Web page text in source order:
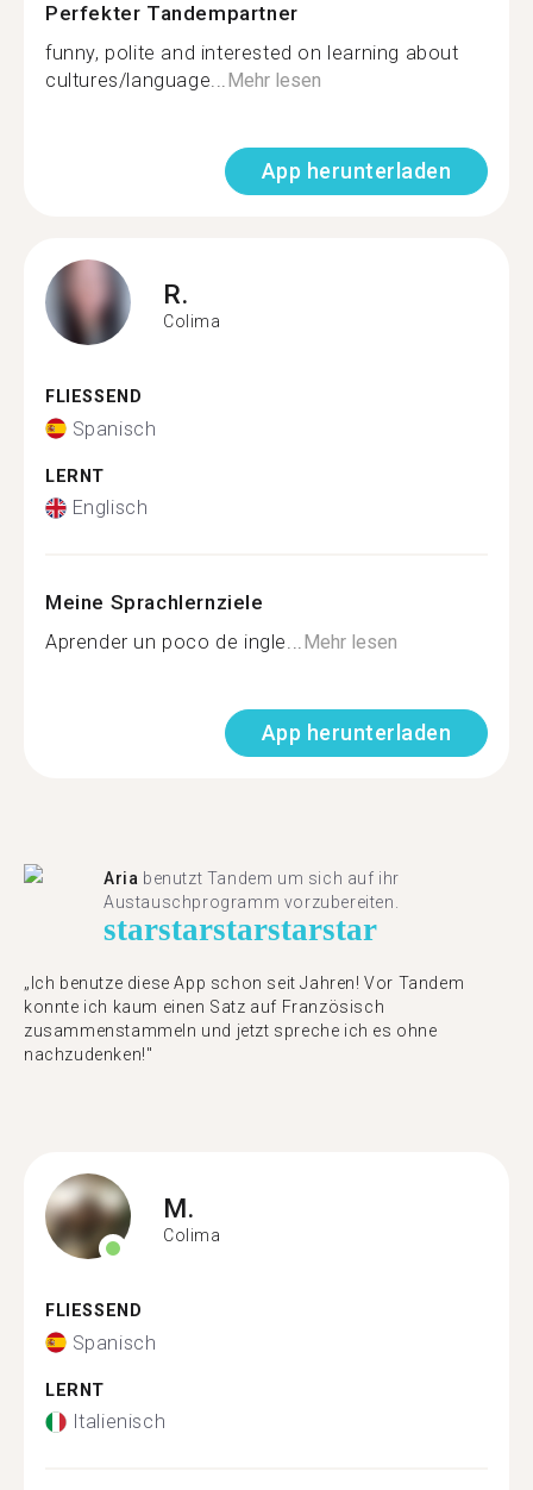
Perfekter Tandempartner
funny, polite and interested on learning about
cultures/language...Mehr lesen
App herunterladen
R.
Colima
FLIESSEND
Spanisch
LERNT
Englisch
Meine Sprachlernziele
Aprender un poco de ingle...Mehr lesen
App herunterladen
Aria benutzt Tandem um sich auf ihr
Austauschprogramm vorzubereiten.
starstarstarstarstar
„Ich benutze diese App schon seit Jahren! Vor Tandem
konnte ich kaum einen Satz auf Französisch
zusammenstammeln und jetzt spreche ich es ohne
nachzudenken!"
M.
Colima
FLIESSEND
Spanisch
LERNT
Italienisch